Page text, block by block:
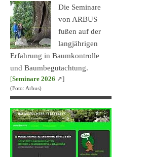
Die Seminare
von ARBUS
fußen auf der
langjährigen
Erfahrung in Baumkontrolle
und Baumbegutachtung.
[Seminare 2026 ↗]
(Foto: Arbus)